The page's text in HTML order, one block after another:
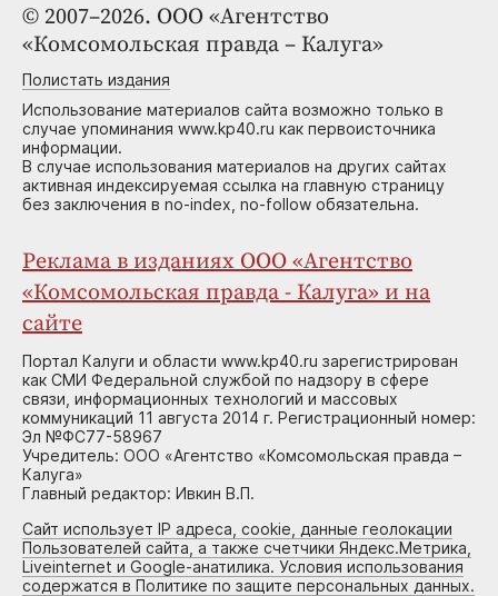
© 2007–2026. ООО «Агентство
«Комсомольская правда – Калуга»
Полистать издания
Использование материалов сайта возможно только в
случае упоминания www.kp40.ru как первоисточника
информации.
В случае использования материалов на других сайтах
активная индексируемая ссылка на главную страницу
без заключения в no-index, no-follow обязательна.
Реклама в изданиях ООО «Агентство
«Комсомольская правда - Калуга» и на
сайте
Портал Калуги и области www.kp40.ru зарегистрирован
как СМИ Федеральной службой по надзору в сфере
связи, информационных технологий и массовых
коммуникаций 11 августа 2014 г. Регистрационный номер:
Эл №ФС77-58967
Учредитель: ООО «Агентство «Комсомольская правда –
Калуга»
Главный редактор: Ивкин В.П.
Сайт использует IP адреса, cookie, данные геолокации
Пользователей сайта, а также счетчики Яндекс.Метрика,
Liveinternet и Google-анатилика. Условия использования
содержатся в Политике по защите персональных данных.